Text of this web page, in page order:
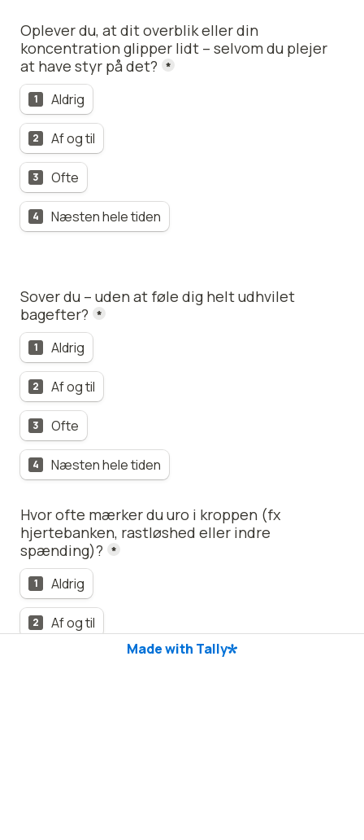
Oplever du, at dit overblik eller din
koncentration glipper lidt – selvom du plejer
at have styr på det? *
1 Aldrig
2 Af og til
3 Ofte
4 Næsten hele tiden
Sover du – uden at føle dig helt udhvilet
bagefter? *
1 Aldrig
2 Af og til
3 Ofte
4 Næsten hele tiden
Hvor ofte mærker du uro i kroppen (fx
hjertebanken, rastløshed eller indre
spænding)? *
1 Aldrig
2 Af og til
Made with Tally